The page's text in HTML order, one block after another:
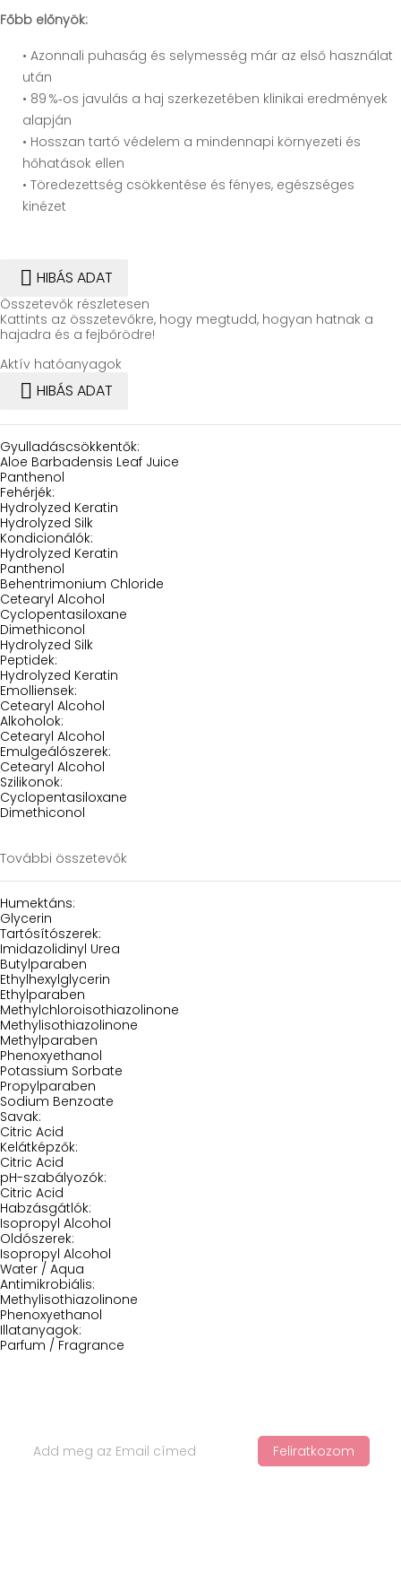
Főbb előnyök:
• Azonnali puhaság és selymesség már az első használat
után
• 89 %‑os javulás a haj szerkezetében klinikai eredmények
alapján
• Hosszan tartó védelem a mindennapi környezeti és
hőhatások ellen
• Töredezettség csökkentése és fényes, egészséges
kinézet
 HIBÁS ADAT
Összetevők részletesen
Kattints az összetevőkre, hogy megtudd, hogyan hatnak a
hajadra és a fejbőrödre!
Aktív hatóanyagok
 HIBÁS ADAT
Gyulladáscsökkentők:
Aloe Barbadensis Leaf Juice
Panthenol
Fehérjék:
Hydrolyzed Keratin
Hydrolyzed Silk
Kondicionálók:
Hydrolyzed Keratin
Panthenol
Behentrimonium Chloride
Cetearyl Alcohol
Cyclopentasiloxane
Dimethiconol
Hydrolyzed Silk
Peptidek:
Hydrolyzed Keratin
Emolliensek:
Cetearyl Alcohol
Alkoholok:
Cetearyl Alcohol
Emulgeálószerek:
Cetearyl Alcohol
Szilikonok:
Cyclopentasiloxane
Dimethiconol
További összetevők
Humektáns:
Glycerin
Tartósítószerek:
Imidazolidinyl Urea
Butylparaben
Ethylhexylglycerin
Ethylparaben
Methylchloroisothiazolinone
Methylisothiazolinone
Methylparaben
Phenoxyethanol
Potassium Sorbate
Propylparaben
Sodium Benzoate
Savak:
Citric Acid
Kelátképzők:
Citric Acid
pH-szabályozók:
Citric Acid
Habzásgátlók:
Isopropyl Alcohol
Oldószerek:
Isopropyl Alcohol
Water / Aqua
Antimikrobiális:
Methylisothiazolinone
Phenoxyethanol
Illatanyagok:
Parfum / Fragrance
Feliratkozom